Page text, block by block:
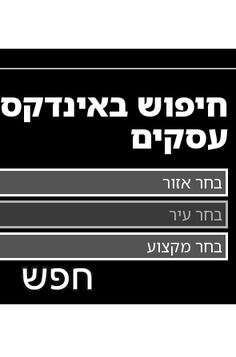
חיפוש באינדקס
עסקים